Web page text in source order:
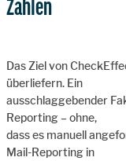
Zahlen
Das Ziel von
überliefern. Ein
ausschlaggebender
Reporting – ohne,
dass es manuell
Mail-Reporting in